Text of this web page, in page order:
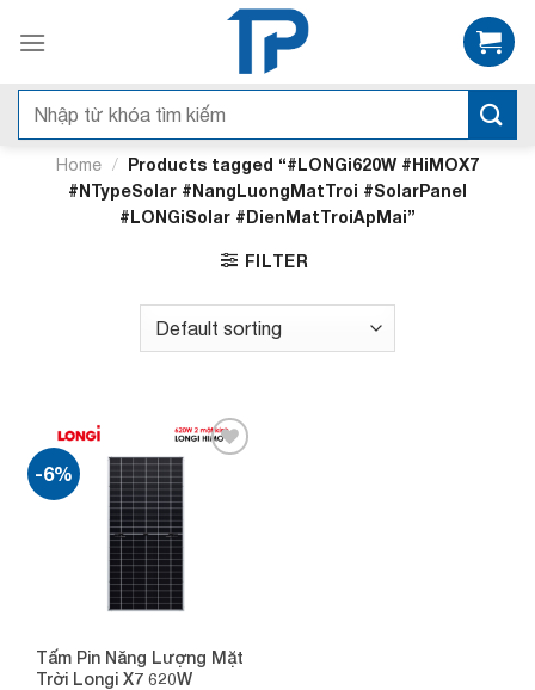
qua
dungSearch
Home / Products tagged “#LONGi620W #HiMOX7
#NTypeSolar #NangLuongMatTroi #SolarPanel
#LONGiSolar #DienMatTroiApMai”
FILTER
-6%
Tấm Pin Năng Lượng Mặt
Trời Longi X7 620W